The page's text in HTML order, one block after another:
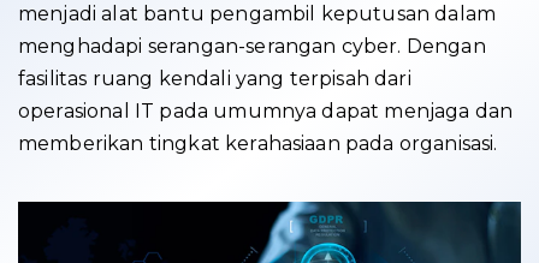
menjadi alat bantu pengambil keputusan dalam
menghadapi serangan-serangan cyber. Dengan
fasilitas ruang kendali yang terpisah dari
operasional IT pada umumnya dapat menjaga dan
memberikan tingkat kerahasiaan pada organisasi.